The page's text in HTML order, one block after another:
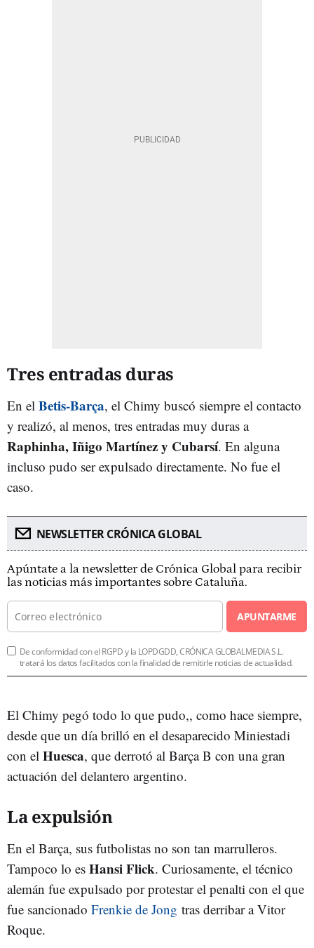
Tres entradas duras
En el Betis-Barça, el Chimy buscó siempre el contacto
y realizó, al menos, tres entradas muy duras a
Raphinha, Iñigo Martínez y Cubarsí. En alguna
incluso pudo ser expulsado directamente. No fue el
caso.
NEWSLETTER CRÓNICA GLOBAL
Apúntate a la newsletter de Crónica Global para recibir
las noticias más importantes sobre Cataluña.
APUNTARME
De conformidad con el RGPD y la LOPDGDD, CRÓNICA GLOBALMEDIA S.L.
tratará los datos facilitados con la finalidad de remitirle noticias de actualidad.
El Chimy pegó todo lo que pudo,, como hace siempre,
desde que un día brilló en el desaparecido Miniestadi
con el Huesca, que derrotó al Barça B con una gran
actuación del delantero argentino.
La expulsión
En el Barça, sus futbolistas no son tan marrulleros.
Tampoco lo es Hansi Flick. Curiosamente, el técnico
alemán fue expulsado por protestar el penalti con el que
fue sancionado Frenkie de Jong tras derribar a Vitor
Roque.